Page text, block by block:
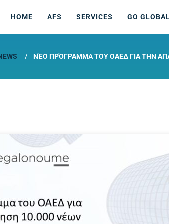
HOME AFS SERVICES GO
ΝΈΟ ΠΡΌΓΡΑΜΜΑ ΤΟΥ ΟΑΕΔ ΓΙΑ ΤΗΝ